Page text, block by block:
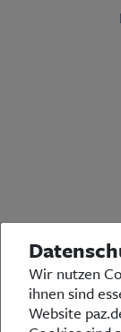
Die Preußische
in der deutschen
über das aktuelle
bezieht zu den
Stellung. In ihrer
Wir nutzen
ihnen sind
Website